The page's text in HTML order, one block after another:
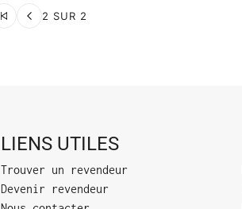
2 SUR 2
LIENS UTILES
Trouver un revendeur
Devenir revendeur